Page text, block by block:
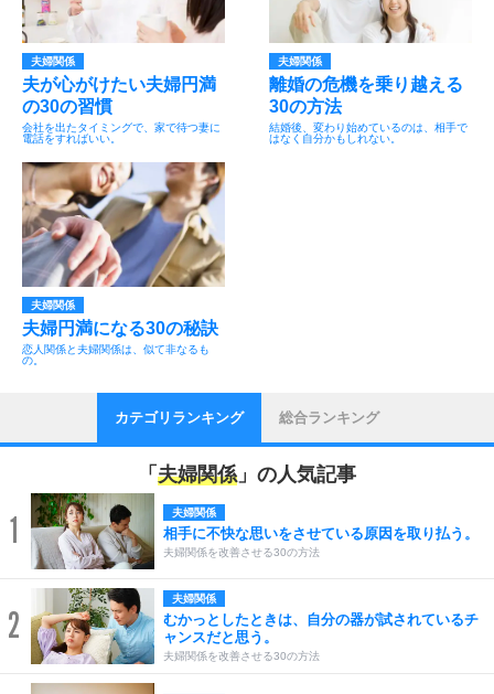
夫婦関係
夫が心がけたい夫婦円満
の30の習慣
会社を出たタイミングで、家で待つ妻に
電話をすればいい。
夫婦関係
離婚の危機を乗り越える
30の方法
結婚後、変わり始めているのは、相手で
はなく自分かもしれない。
夫婦関係
夫婦円満になる30の秘訣
恋人関係と夫婦関係は、似て非なるも
の。
カテゴリランキング 総合ランキング
「 夫婦関係 」の人気記事
1 夫婦関係
相手に不快な思いをさせている原因を取り払う。
夫婦関係を改善させる30の方法
2
夫婦関係
むかっとしたときは、自分の器が試されているチ
ャンスだと思う。
夫婦関係を改善させる30の方法